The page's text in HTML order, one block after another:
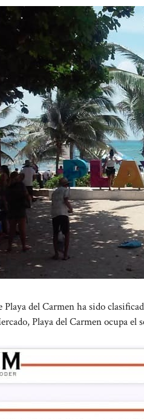
del Carmen ha sido
Playa del Carmen ocupa